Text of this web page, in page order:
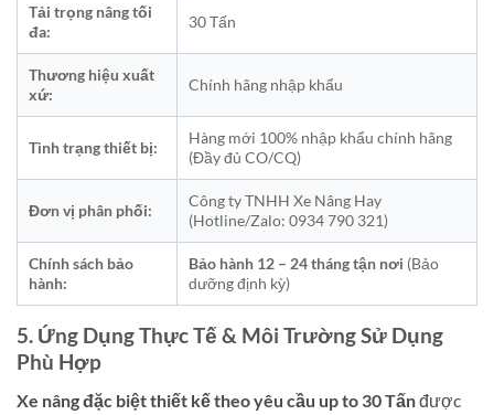
Tải trọng nâng tối
đa:
30 Tấn
Thương hiệu xuất
xứ:
Chính hãng nhập khẩu
Tình trạng thiết bị:
Hàng mới 100% nhập khẩu chính hãng
(Đầy đủ CO/CQ)
Đơn vị phân phối:
Công ty TNHH Xe Nâng Hay
(Hotline/Zalo: 0934 790 321)
Chính sách bảo
hành:
Bảo hành 12 – 24 tháng tận nơi (Bảo
dưỡng định kỳ)
5. Ứng Dụng Thực Tế & Môi Trường Sử Dụng
Phù Hợp
Xe nâng đặc biệt thiết kế theo yêu cầu up to 30 Tấnđược